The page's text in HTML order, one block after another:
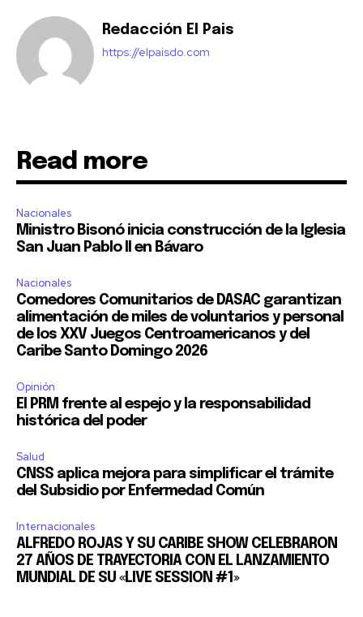
Redacción El Pais
https://elpaisdo.com
Read more
Nacionales
Ministro Bisonó inicia construcción de la Iglesia
San Juan Pablo II en Bávaro
Nacionales
Comedores Comunitarios de DASAC garantizan
alimentación de miles de voluntarios y personal
de los XXV Juegos Centroamericanos y del
Caribe Santo Domingo 2026
Opinión
El PRM frente al espejo y la responsabilidad
histórica del poder
Salud
CNSS aplica mejora para simplificar el trámite
del Subsidio por Enfermedad Común
Internacionales
ALFREDO ROJAS Y SU CARIBE SHOW CELEBRARON
27 AÑOS DE TRAYECTORIA CON EL LANZAMIENTO
MUNDIAL DE SU «LIVE SESSION #1»